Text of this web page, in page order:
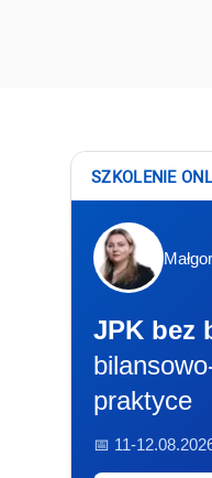
SZKOLENIE
JPK bez
praktyce
📅 11-